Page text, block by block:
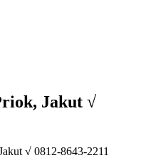
Jakut √
√ 0812-8643-2211